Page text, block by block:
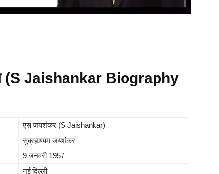
(S Jaishankar Biography
एस जयशंकर (S Jaishankar)
सुब्रह्मण्यम जयशंकर
9 जनवरी 1957
नई दिल्ली